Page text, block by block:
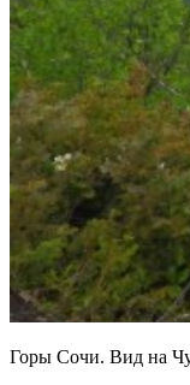
Горы Сочи. Вид на